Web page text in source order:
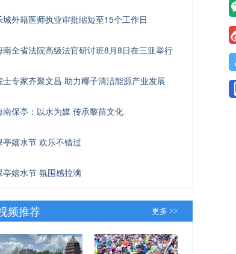
城外籍医师执业审批缩短至15个工作日
南全省法院高级法官研讨班8月8日在三亚举行
士专家齐聚文昌 助力椰子清洁能源产业发展
南保亭：以水为媒 传承黎苗文化
亭嬉水节 欢乐不错过
亭嬉水节 氛围感拉满
频推荐 更多 >>